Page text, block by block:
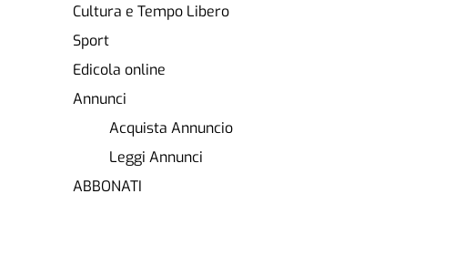
Cultura e Tempo Libero
Sport
Edicola online
Annunci
Acquista Annuncio
Leggi Annunci
ABBONATI